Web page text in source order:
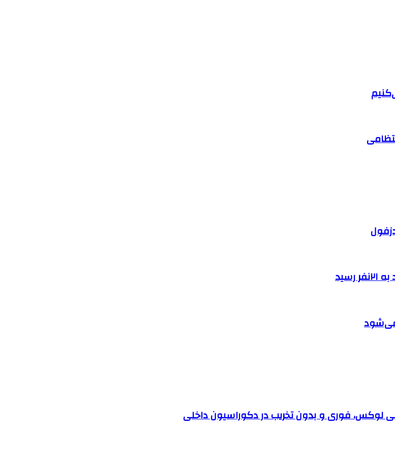
می‌شود
لوکس، فوری و بدون تخریب در دکوراسیون داخلی